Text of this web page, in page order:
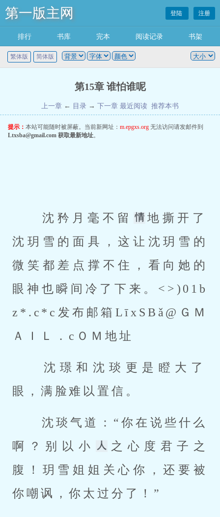
第一版主网 登陆 注册
排行 书库 完本 阅读记录 书架
繁体版 简体版
第15章 谁怕谁呢
上一章 ← 目录 → 下一章 最近阅读 推荐本书
提示： 本站可能随时被屏蔽。当前新网址： m.epgxs.org 无法访问请发邮件到
Ltxsba@gmail.com 获取最新地址。
沈矜月毫不留
地撕开了
沈玥雪的面具，这让沈玥雪的
微笑都差点撑不住，看向她的
眼神也瞬间冷了下来。<>)01b
z*.c*c发布邮箱LīxSBǎ@ＧＭ
ＡＩＬ．cＯＭ地址
眼，满脸难以置信。
啊？别以小
之心度君子之
腹！玥雪姐姐关心你，还要被
你嘲讽，你太过分了！”